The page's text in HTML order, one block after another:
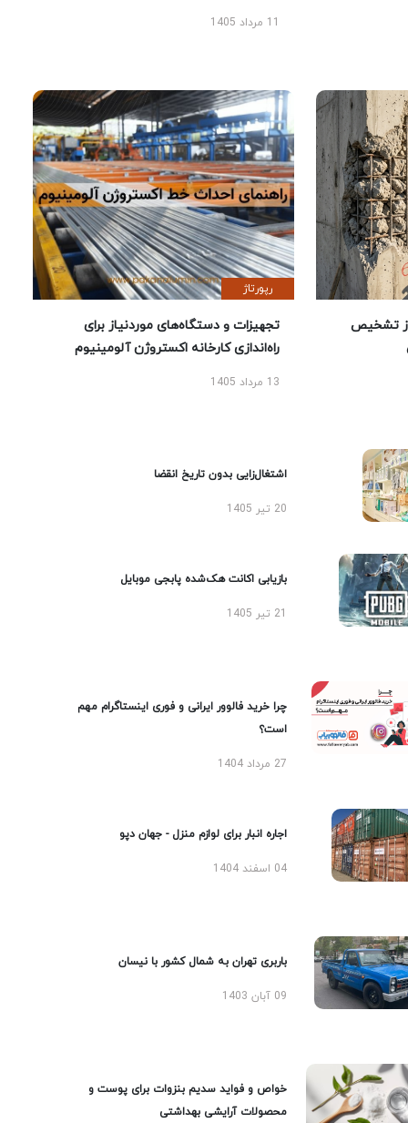
تشخیص
رپورتاژ
تجهیزات و دستگاه‌های موردنیاز برای
راه‌اندازی کارخانه اکستروژن آلومینیوم
13 مرداد 1405
اشتغال‌زایی بدون تاریخ انقضا
20 تیر 1405
بازیابی اکانت هک‌شده پابجی موبایل
چرا خرید فالوور ایرانی و فوری اینستاگرام مهم
است؟
27 مرداد 1404
اجاره انبار برای لوازم منزل - جهان دپو
04 اسفند 1404
باربری تهران به شمال کشور با نیسان
09 آبان 1403
خواص و فواید سدیم بنزوات برای پوست و
محصولات آرایشی بهداشتی